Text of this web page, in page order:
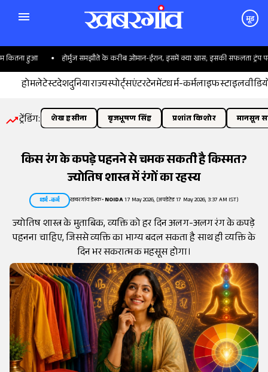
मूड
हुआ होर्मुज समझौते के करीब ओमान-ईरान, इसमें क्या खास; इसकी सफलता ट्रंप पर
होमलेटेस्टदेशदुनियाराज्यस्पोर्ट्सएंटरटेनमेंटधर्म-कर्मलाइफस्टाइल
ट्रेंडिंग: शेख हसीना बृजभूषण सिंह प्रशांत किशोर मानसून
किस रंग के कपड़े पहनने से चमक सकती है किस्मत?
ज्योतिष शास्त्र में रंगों का रहस्य
धर्म-कर्म खबरगांव डेस्क•NOIDA17 May 2026, (अपडेटेड 17 May 2026, 3:37 AM IST)
ज्योतिष शास्त्र के मुताबिक, व्यक्ति को हर दिन अलग-अलग रंग के कपड़े
पहनना चाहिए, जिससे व्यक्ति का भाग्य बदल सकता है साथ ही व्यक्ति के
दिन भर सकरात्मक महसूस होगा।